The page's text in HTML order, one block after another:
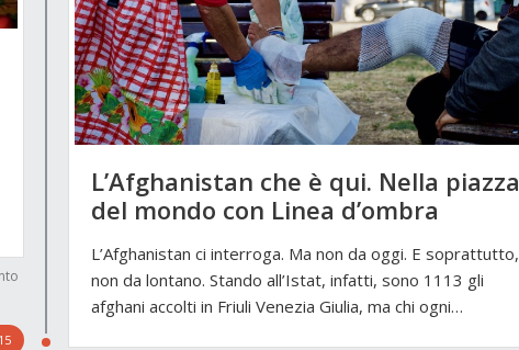
L’Afghanistan che è qui. Nella piazza
del mondo con Linea d’ombra
L’Afghanistan ci interroga. Ma non da oggi. E soprattutto,
non da lontano. Stando all’Istat, infatti, sono 1113 gli
afghani accolti in Friuli Venezia Giulia, ma chi ogni…